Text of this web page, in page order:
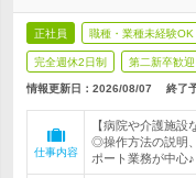
正社員 職種・業種未経験OK
完全週休2日制 第二新卒歓迎
情報更新日：2026/08/07 終了
仕事内容
【病院や介護施設
◎操作方法の説明
ポート業務が中心♪